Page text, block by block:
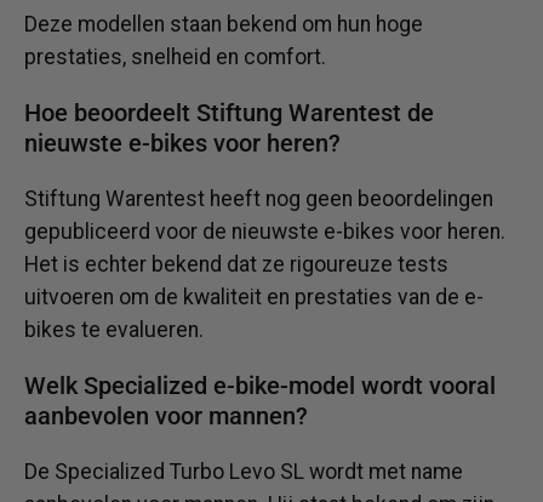
Deze modellen staan ​​bekend om hun hoge
prestaties, snelheid en comfort.
Hoe beoordeelt Stiftung Warentest de
nieuwste e-bikes voor heren?
Stiftung Warentest heeft nog geen beoordelingen
gepubliceerd voor de nieuwste e-bikes voor heren.
Het is echter bekend dat ze rigoureuze tests
uitvoeren om de kwaliteit en prestaties van de e-
bikes te evalueren.
Welk Specialized e-bike-model wordt vooral
aanbevolen voor mannen?
De Specialized Turbo Levo SL wordt met name